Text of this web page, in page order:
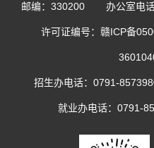
邮编：330200 办公室电
许可证编号： 赣ICP备
招生办电话：0791-
就业办电话：0791-